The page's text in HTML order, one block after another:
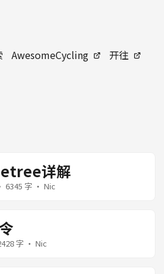
AwesomeCycling 开往
详解
字 · Nic
字 · Nic